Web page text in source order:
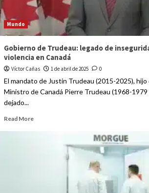
Mundo
Gobierno de Trudeau: legado de
violencia en Canadá
Víctor Cañas 1 de abril de 2025 0
El mandato de Justin Trudeau (2015-2025),
Ministro de Canadá Pierre Trudeau (1968-1979
dejado...
Read More